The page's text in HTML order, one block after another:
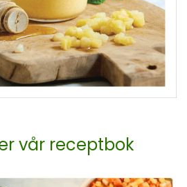
vår receptbok